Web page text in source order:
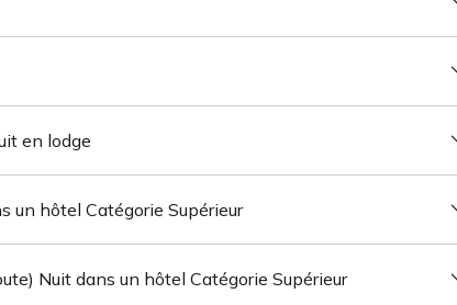
en lodge
un hôtel Catégorie Supérieur
Nuit dans un hôtel Catégorie Supérieur